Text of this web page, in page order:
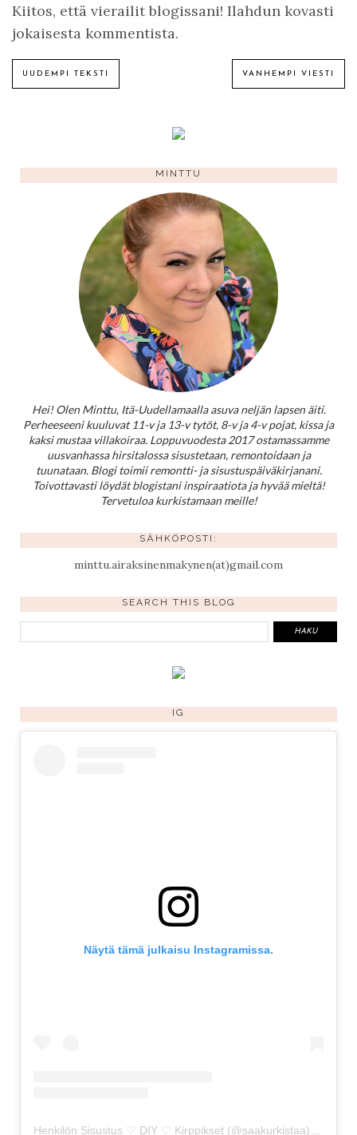
Kiitos, että vierailit blogissani! Ilahdun kovasti
jokaisesta kommentista.
UUDEMPI TEKSTI VANHEMPI VIESTI
MINTTU
Hei! Olen Minttu, Itä-Uudellamaalla asuva neljän lapsen äiti.
Perheeseeni kuuluvat 11-v ja 13-v tytöt, 8-v ja 4-v pojat, kissa ja
kaksi mustaa villakoiraa. Loppuvuodesta 2017 ostamassamme
uusvanhassa hirsitalossa sisustetaan, remontoidaan ja
tuunataan. Blogi toimii remontti- ja sisustuspäiväkirjanani.
Toivottavasti löydät blogistani inspiraatiota ja hyvää mieltä!
Tervetuloa kurkistamaan meille!
SÄHKÖPOSTI:
minttu.airaksinenmakynen(at)gmail.com
SEARCH THIS BLOG
IG
Näytä tämä julkaisu Instagramissa.